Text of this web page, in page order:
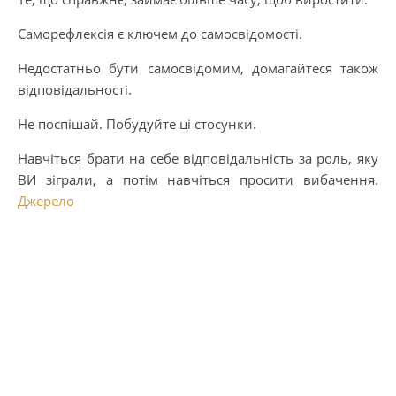
Саморефлексія є ключем до самосвідомості.
Недостатньо бути самосвідомим, домагайтеся також
відповідальності.
Не поспішай. Побудуйте ці стосунки.
Навчіться брати на себе відповідальність за роль, яку
ВИ зіграли, а потім навчіться просити вибачення.
Джерело